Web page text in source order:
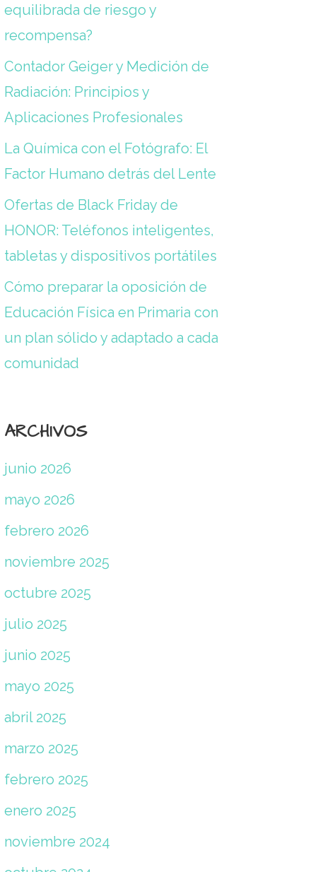
equilibrada de riesgo y
recompensa?
Contador Geiger y Medición de
Radiación: Principios y
Aplicaciones Profesionales
La Química con el Fotógrafo: El
Factor Humano detrás del Lente
Ofertas de Black Friday de
HONOR: Teléfonos inteligentes,
tabletas y dispositivos portátiles
Cómo preparar la oposición de
Educación Física en Primaria con
un plan sólido y adaptado a cada
comunidad
ARCHIVOS
junio 2026
mayo 2026
febrero 2026
noviembre 2025
octubre 2025
julio 2025
junio 2025
mayo 2025
abril 2025
marzo 2025
febrero 2025
enero 2025
noviembre 2024